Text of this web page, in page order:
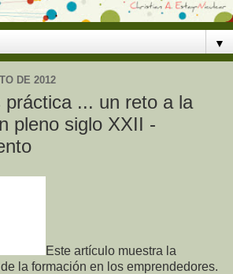
▼
DE 2012
práctica ... un reto a la
pleno siglo XXII -
Este artículo muestra la
la formación en los emprendedores.